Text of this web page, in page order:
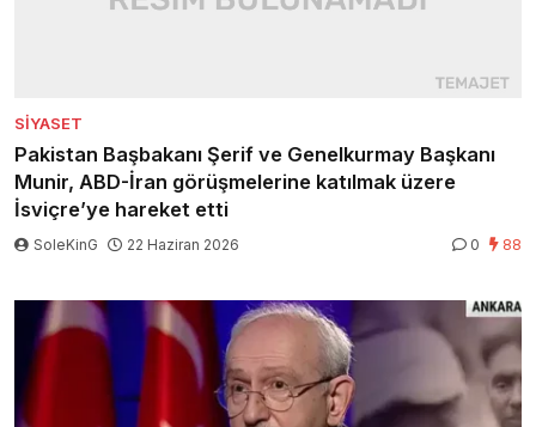
SIYASET
Pakistan Başbakanı Şerif ve Genelkurmay Başkanı
Munir, ABD-İran görüşmelerine katılmak üzere
İsviçre’ye hareket etti
SoleKinG 22 Haziran 2026 0 88